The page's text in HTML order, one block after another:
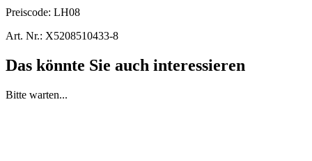
Preiscode: LH08
Art. Nr.: X5208510433-8
Das könnte Sie auch interessieren
Bitte warten...